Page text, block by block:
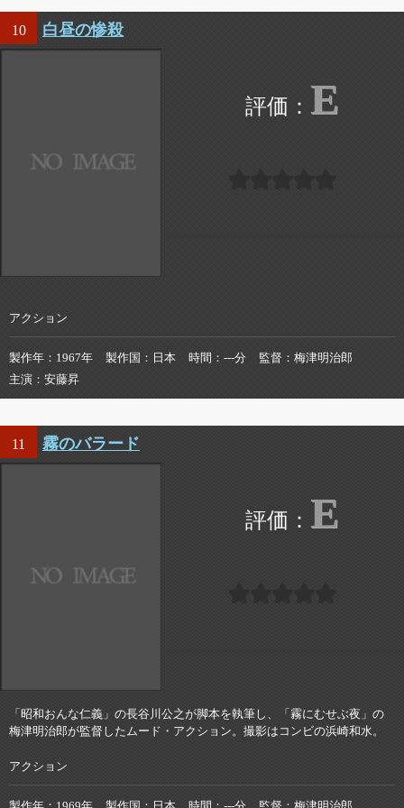
10 白昼の惨殺
E
アクション
製作年 1967年 製作国 日本 時間 ---分 監督
梅津明治郎
主演
安藤昇
11 霧のバラード
E
「昭和おんな仁義」の長谷川公之が脚本を執筆し、「霧にむせぶ夜」の
梅津明治郎が監督したムード・アクション。撮影はコンビの浜崎和水。
アクション